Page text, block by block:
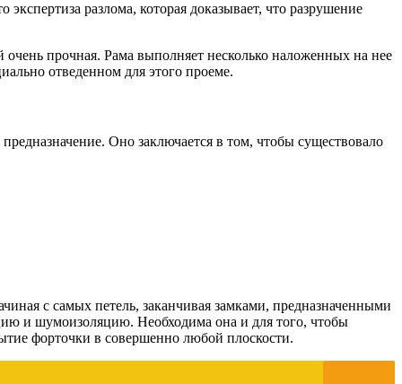
разлома, которая доказывает, что разрушение
прочная. Рама выполняет несколько наложенных на нее
отведенном для этого проеме.
Оно заключается в том, чтобы существовало
с самых петель, заканчивая замками, предназначенными
и шумоизоляцию. Необходима она и для того, чтобы
форточки в совершенно любой плоскости.